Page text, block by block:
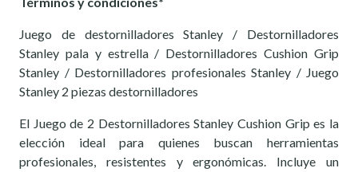
Juego de destornilladores Stanley / Destornilladores
Stanley pala y estrella / Destornilladores Cushion Grip
Stanley / Destornilladores profesionales Stanley / Juego
Stanley 2 piezas destornilladores
El Juego de 2 Destornilladores Stanley Cushion Grip es la
elección ideal para quienes buscan herramientas
profesionales, resistentes y ergonómicas. Incluye un